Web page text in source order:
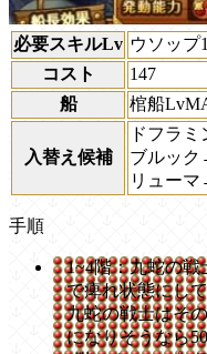
必要スキルLv ウソップ
コスト
147
船
棺船
入替え候補
ドフラ
ブルッ
リュー
手順
1~4階：九蛇の戦
で痺れ状態にし
九蛇の戦士はそ
になりそうなら